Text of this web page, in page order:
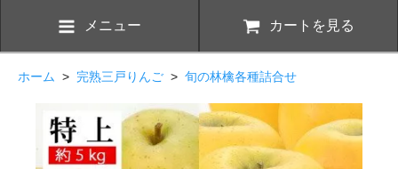
メニュー カートを見る
ホーム > 完熟三戸りんご > 旬の林檎各種詰合せ